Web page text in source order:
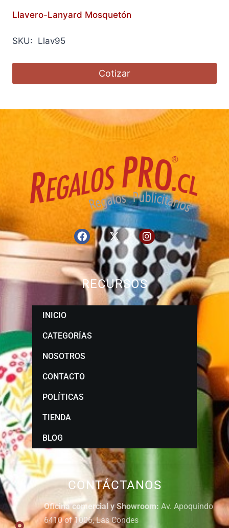
Llavero-Lanyard Mosquetón
SKU: Llav95
Cotizar
CONTÁCTANOS
Oficina comercial y Showroom: Av. Apoquindo
6410 of 1006, Las Condes
RECURSOS
INICIO
CATEGORÍAS
NOSOTROS
CONTACTO
POLÍTICAS
TIENDA
BLOG